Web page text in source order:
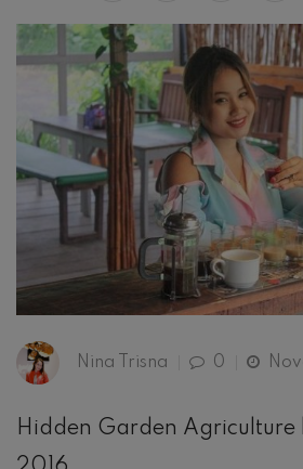
Nina Trisna 0
Hidden Garden Agriculture